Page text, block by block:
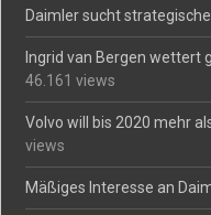
Daimler sucht
Ingrid van Bergen wettert
46.161 views
Volvo will bis 2020 mehr
views
Mäßiges Interesse an